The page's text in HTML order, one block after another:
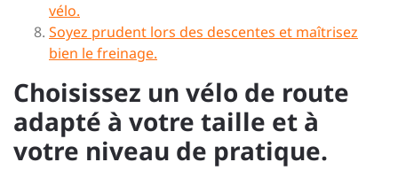
vélo.
Soyez prudent lors des descentes et maîtrisez
bien le freinage.
Choisissez un vélo de route
adapté à votre taille et à
votre niveau de pratique.